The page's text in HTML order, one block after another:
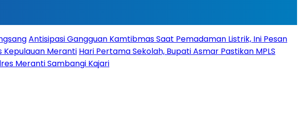
Antisipasi Gangguan Kamtibmas Saat Pemadaman Listrik, Ini Pesan
Kepulauan Meranti Hari Pertama Sekolah, Bupati Asmar Pastikan MPLS
Meranti Sambangi Kajari